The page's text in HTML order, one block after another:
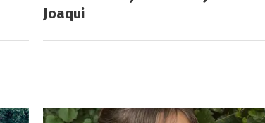
Joaqui